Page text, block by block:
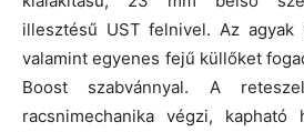
illesztésű UST felnivel. Az agyak
valamint egyenes fejű küllőket
Boost szabvánnyal. A
racsnimechanika végzi, kapható